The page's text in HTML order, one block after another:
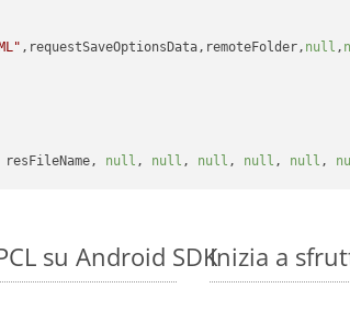
,requestSaveOptionsData,remoteFolder, null ,
resFileName, null , null , null , null , null ,
su Android SDKInizia a